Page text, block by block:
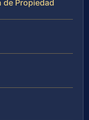
de Propiedad